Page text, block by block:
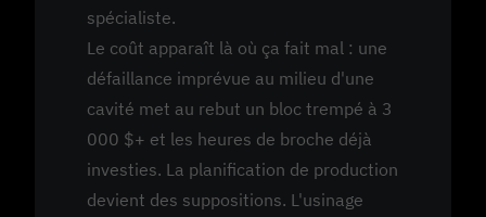
spécialiste.
Le coût apparaît là où ça fait mal : une
défaillance imprévue au milieu d'une
cavité met au rebut un bloc trempé à 3
000 $+ et les heures de broche déjà
investies. La planification de production
devient des suppositions. L'usinage